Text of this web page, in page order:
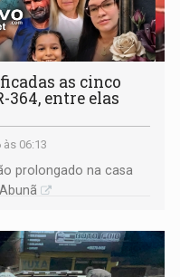
as cinco
364, entre elas
06:13
prolongado na casa